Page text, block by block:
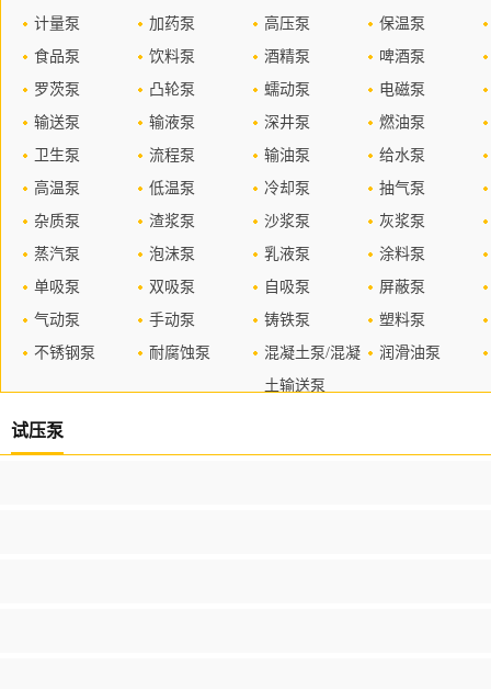
计量泵
加药泵 高压泵
保温泵
食品泵
饮料泵 酒精泵
啤酒泵
罗茨泵
凸轮泵 蠕动泵
电磁泵
输送泵
输液泵 深井泵
燃油泵
卫生泵
流程泵 输油泵
给水泵
高温泵
低温泵 冷却泵
抽气泵
杂质泵
渣浆泵 沙浆泵
灰浆泵
蒸汽泵
泡沫泵 乳液泵
涂料泵
单吸泵
双吸泵 自吸泵
屏蔽泵
气动泵
手动泵 铸铁泵
塑料泵
不锈钢泵
耐腐蚀泵
混凝土泵/混凝
土输送泵
润滑油泵
试压泵